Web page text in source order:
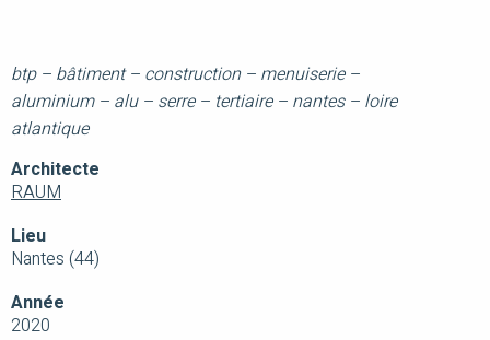
btp – bâtiment – construction – menuiserie –
aluminium – alu – serre – tertiaire – nantes – loire
atlantique
Architecte
RAUM
Lieu
Nantes (44)
Année
2020